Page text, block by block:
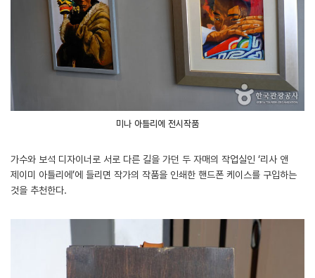
미나 아틀리에 전시작품
가수와 보석 디자이너로 서로 다른 길을 가던 두 자매의 작업실인 ‘리사 앤
제이미 아틀리에’에 들리면 작가의 작품을 인쇄한 핸드폰 케이스를 구입하는
것을 추천한다.